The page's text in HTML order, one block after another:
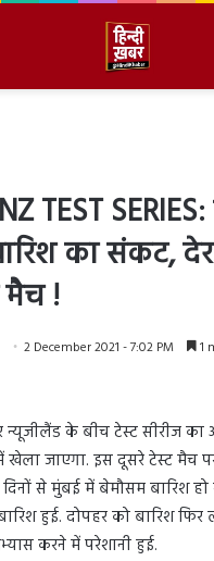
TEST
का संकट,
!
2 December 2021 - 7:02 PM 1
न्यूजीलैंड के बीच टेस्ट सीरीज
में खेला जाएगा. इस दूसरे टेस्ट मैच
से मुंबई में बेमौसम बारिश हो
हुई. दोपहर को बारिश
करने में परेशानी हुई.